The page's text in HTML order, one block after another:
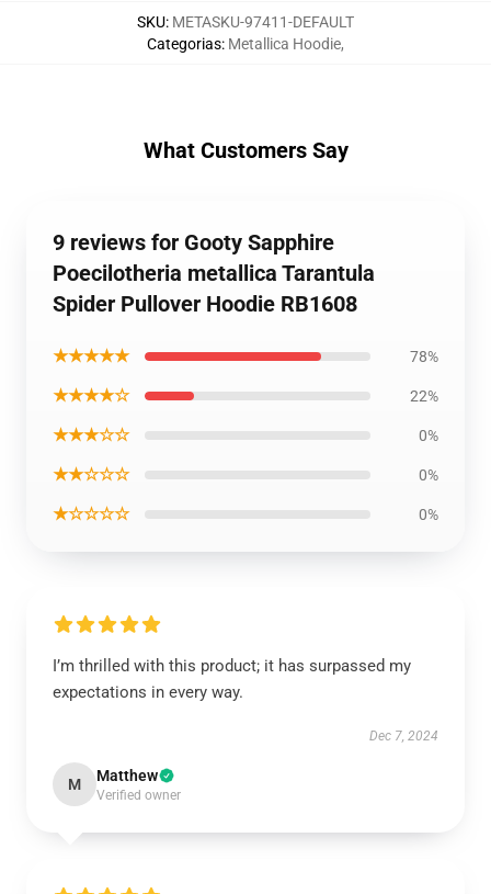
SKU: METASKU-97411-DEFAULT
Categorias: Metallica Hoodie,
What Customers Say
9 reviews for Gooty Sapphire
Poecilotheria metallica Tarantula
Spider Pullover Hoodie RB1608
★★★★★ 78%
★★★★☆ 22%
★★★☆☆ 0%
★★☆☆☆ 0%
★☆☆☆☆ 0%
I’m thrilled with this product; it has surpassed my
expectations in every way.
Dec 7, 2024
M Matthew
Verified owner